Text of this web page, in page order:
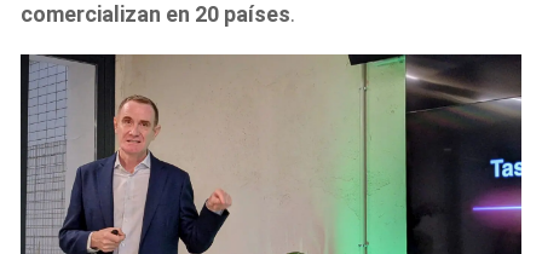
comercializan en 20 países.